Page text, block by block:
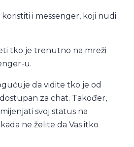
i messenger, koji nudi
tko je trenutno na mreži
u.
da vidite tko je od
za chat. Također,
svoj status na
ne želite da Vas itko